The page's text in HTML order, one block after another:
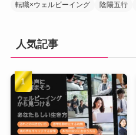
転職×ウェルビーイング
陰陽五行
人気記事